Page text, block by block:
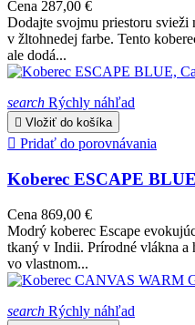
Cena 287,00 €
Dodajte svojmu priestoru
v žltohnedej farbe. Tento
ale dodá...
search Rýchly náhľad
 Vložiť do košíka
 Pridať do porovnávania
Koberec ESCAPE
Cena 869,00 €
Modrý koberec Escape
tkaný v Indii. Prírodné vlákna a
vo vlastnom...
search Rýchly náhľad